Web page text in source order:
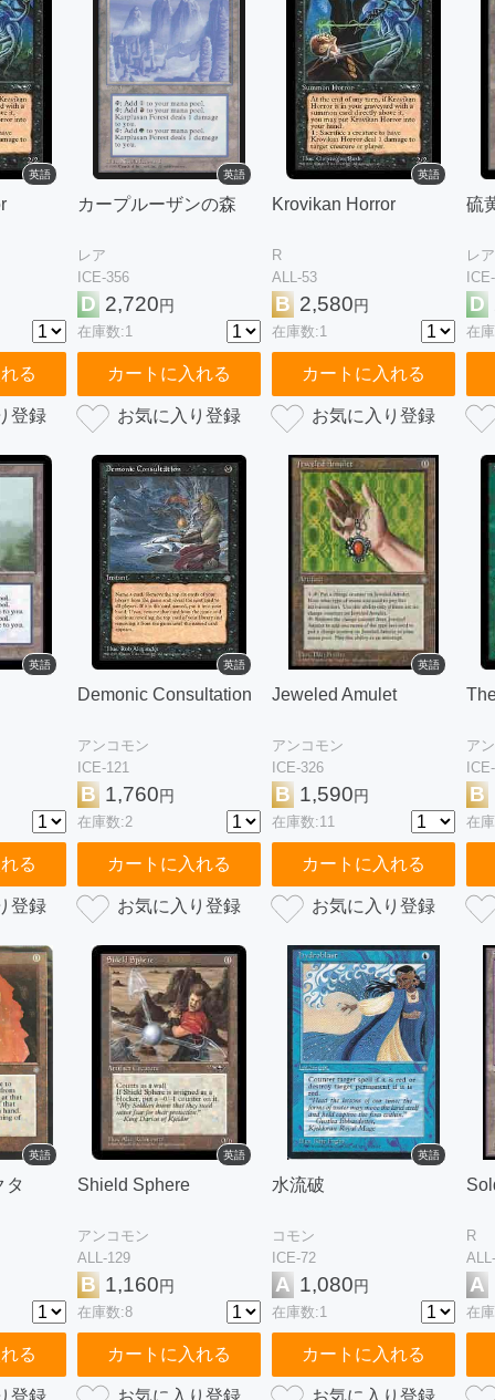
英語
る
英語
カープルーザンの森
レア
ICE-356
D 2,720円
在庫数:1
カートに入れる
英語
Krovikan Horror
R
ALL-53
B 2,580円
在庫数:1
カートに入れる
硫
レア
D
在
英語
る
英語
Demonic Consultation
アンコモン
ICE-121
B 1,760円
在庫数:2
カートに入れる
英語
Jeweled Amulet
アンコモン
ICE-326
B 1,590円
在庫数:11
カートに入れる
ア
B
在
英語
タ
る
英語
Shield Sphere
アンコモン
ALL-129
B 1,160円
在庫数:8
カートに入れる
英語
水流破
コモン
ICE-72
A 1,080円
在庫数:1
カートに入れる
R
A
在